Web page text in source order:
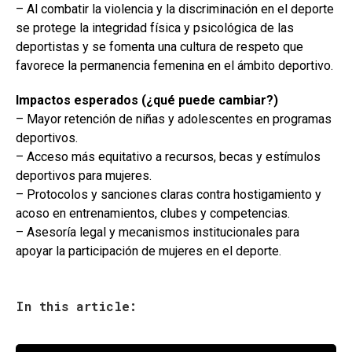
– Al combatir la violencia y la discriminación en el deporte
se protege la integridad física y psicológica de las
deportistas y se fomenta una cultura de respeto que
favorece la permanencia femenina en el ámbito deportivo.
Impactos esperados (¿qué puede cambiar?)
– Mayor retención de niñas y adolescentes en programas
deportivos.
– Acceso más equitativo a recursos, becas y estímulos
deportivos para mujeres.
– Protocolos y sanciones claras contra hostigamiento y
acoso en entrenamientos, clubes y competencias.
– Asesoría legal y mecanismos institucionales para
apoyar la participación de mujeres en el deporte.
In this article: